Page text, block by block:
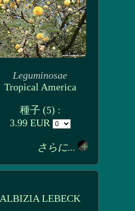
Leguminosae
Tropical America
種子 (5) :
3.99 EUR
さらに...
ALBIZIA LEBECK